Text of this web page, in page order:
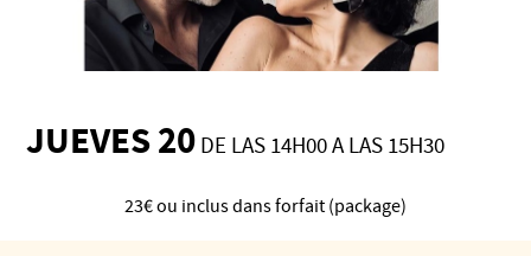
JUEVES 20 DE LAS 14H00 A LAS 15H30
23€ ou inclus dans forfait (package)